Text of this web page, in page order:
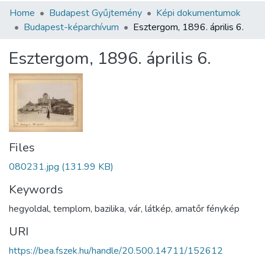
Communities & Collections
Statistics
About us
Home Budapest Gyűjtemény
Képi dokumentumok
Budapest-képarchívum
Esztergom, 1896. április 6.
Esztergom, 1896. április 6.
Files
080231.jpg (131.99 KB)
Keywords
hegyoldal, templom, bazilika, vár, látkép, amatőr fénykép
URI
https://bea.fszek.hu/handle/20.500.14711/152612